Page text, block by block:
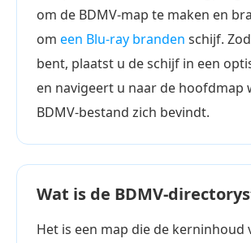
om de BDMV-map te maken en
om een Blu-ray branden schijf.
bent, plaatst u de schijf in een
en navigeert u naar de hoofdmap
BDMV-bestand zich bevindt.
Wat is de BDMV-
Het is een map die de kerninhoud